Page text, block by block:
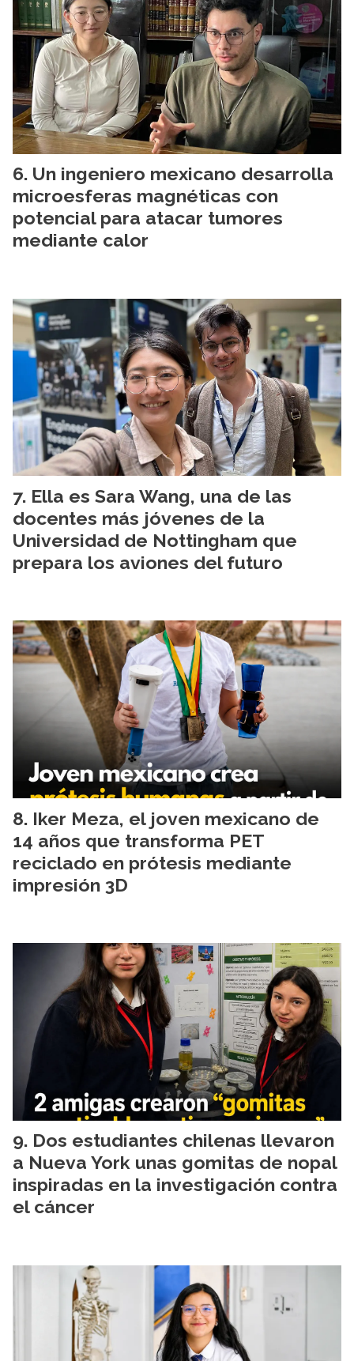
Un ingeniero mexicano desarrolla
microesferas magnéticas con
potencial para atacar tumores
mediante calor
Ella es Sara Wang, una de las
docentes más jóvenes de la
Universidad de Nottingham que
prepara los aviones del futuro
Iker Meza, el joven mexicano de
14 años que transforma PET
reciclado en prótesis mediante
impresión 3D
Dos estudiantes chilenas llevaron
a Nueva York unas gomitas de nopal
inspiradas en la investigación contra
el cáncer